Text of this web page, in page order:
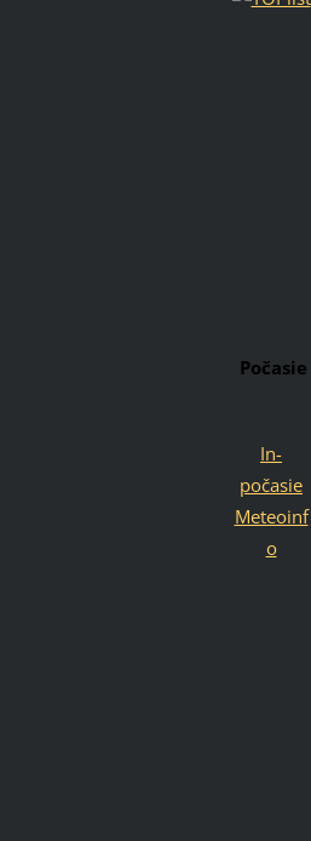
Počasie
In-
počasie
Meteoinf
o